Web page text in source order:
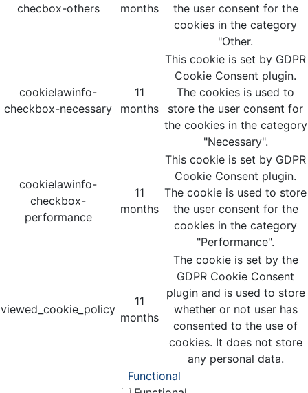
checbox-others
months
the user consent for the
cookies in the category
"Other.
cookielawinfo-
checkbox-necessary
11
months
This cookie is set by GDPR
Cookie Consent plugin.
The cookies is used to
store the user consent for
the cookies in the category
"Necessary".
cookielawinfo-
checkbox-
performance
11
months
This cookie is set by GDPR
Cookie Consent plugin.
The cookie is used to store
the user consent for the
cookies in the category
"Performance".
viewed_cookie_policy
11
months
The cookie is set by the
GDPR Cookie Consent
plugin and is used to store
whether or not user has
consented to the use of
cookies. It does not store
any personal data.
Functional